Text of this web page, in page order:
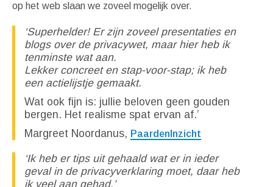
op het web slaan we zoveel mogelijk over.
‘Superhelder! Er zijn zoveel presentaties en
blogs over de privacywet, maar hier heb ik
tenminste wat aan.
Lekker concreet en stap-voor-stap; ik heb
een actielijstje gemaakt.
Wat ook fijn is: jullie beloven geen gouden
bergen. Het realisme spat ervan af.’
Margreet Noordanus, PaardenInzicht
‘Ik heb er tips uit gehaald wat er in ieder
geval in de privacyverklaring moet, daar heb
ik veel aan gehad.’